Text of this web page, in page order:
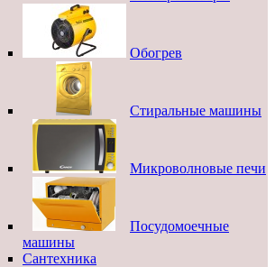
Обогрев
Стиральные машины
Микроволновые печи
Посудомоечные
машины
Сантехника